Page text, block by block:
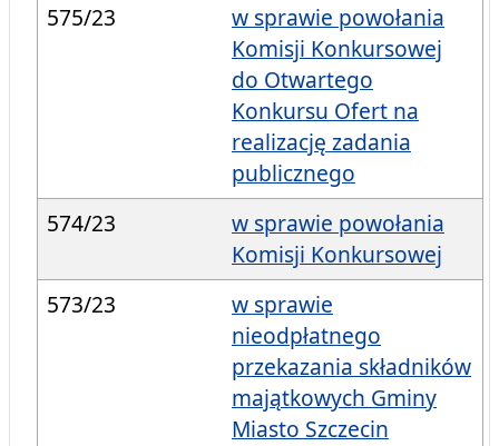
575/23
w sprawie powołania
Komisji Konkursowej
do Otwartego
Konkursu Ofert na
realizację zadania
publicznego
574/23
w sprawie powołania
Komisji Konkursowej
573/23
w sprawie
nieodpłatnego
przekazania składników
majątkowych Gminy
Miasto Szczecin